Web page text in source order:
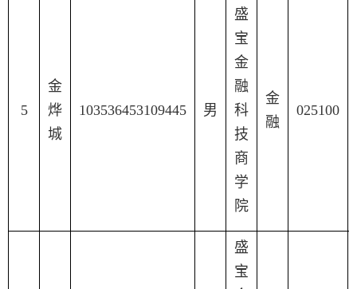
5
金
烨
城
103536453109445 男
盛
宝
金
融
科
技
商
学
院
金
融
025100
盛
宝